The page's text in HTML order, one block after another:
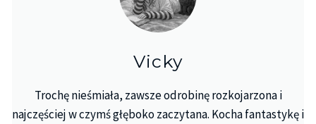
Vicky
Trochę nieśmiała, zawsze odrobinę rozkojarzona i
najczęściej w czymś głęboko zaczytana. Kocha fantastykę i